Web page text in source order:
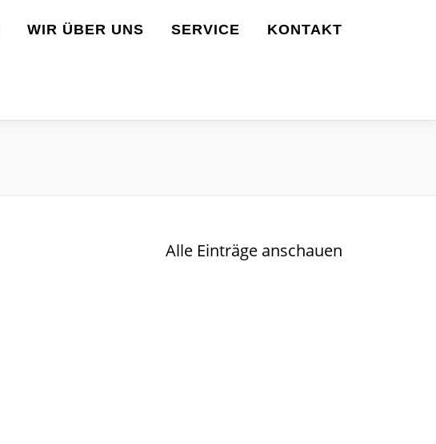
WIR ÜBER UNS SERVICE KONTAKT
Alle Einträge anschauen